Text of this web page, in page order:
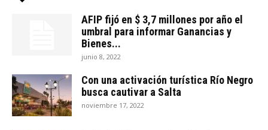
AFIP fijó en $ 3,7 millones por año el
umbral para informar Ganancias y
Bienes...
junio 8, 2022
Con una activación turística Río Negro
busca cautivar a Salta
noviembre 17, 2022